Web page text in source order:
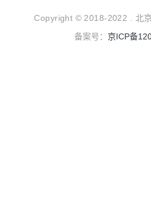
Copyright © 2018-2022 . 北
备案号： 京ICP备